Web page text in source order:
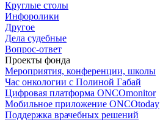
Круглые столы
Инфоролики
Другое
Дела судебные
Вопрос-ответ
Проекты фонда
Мероприятия, конференции, школы
Час онкологии с Полиной Габай
Цифровая платформа ONCOmonitor
Мобильное приложение ONCOtoday
Поддержка врачебных решений